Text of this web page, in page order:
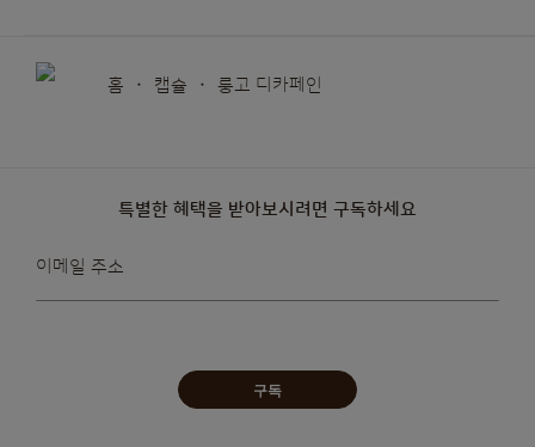
홈 캡슐 룽고 디카페인
특별한 혜택을 받아보시려면 구독하세요
뉴스레터를
받아보겠습니다:
이메일 주소
구독